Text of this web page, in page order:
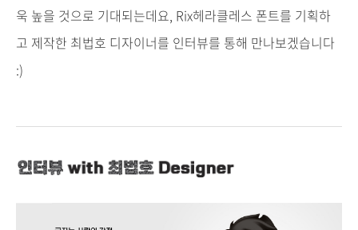
욱 높을 것으로 기대되는데요, Rix헤라클레스 폰트를 기획하
고 제작한 최법호 디자이너를 인터뷰를 통해 만나보겠습니다
:)